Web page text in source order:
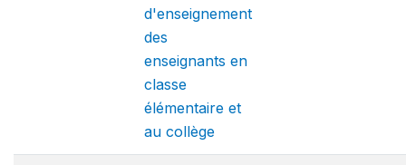
d'enseignement
des
enseignants en
classe
élémentaire et
au collège